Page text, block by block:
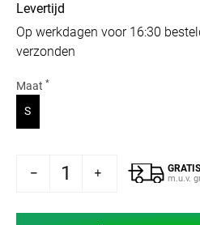
Levertijd
Op werkdagen voor 16:30
verzonden
Maat *
SVariant uitverkocht of niet
Kickboksshort Attack Zwart/
voor Venum Kickboksshortm.u.v.